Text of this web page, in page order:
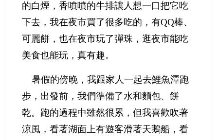
的白煙，香噴噴的牛排讓人想一口把它吃
下去，我在夜市買了很多吃的，有QQ棒、
可麗餅，也在夜市玩了彈珠，逛夜市能吃
美食也能玩，真有趣。
暑假的傍晚，我跟家人一起去鯉魚潭跑
步，出發前，我們準備了水和麵包、餅
乾。跑的過程中雖然很累，但我喜歡吹著
涼風，看著湖面上有遊客滑著天鵝船，看